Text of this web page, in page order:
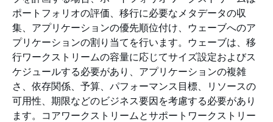
ポートフォリオの評価、移行に必要なメタデータの収
集、アプリケーションの優先順位付け、ウェーブへのア
プリケーションの割り当てを行います。ウェーブは、移
行ワークストリームの容量に応じてサイズ設定およびス
ケジュールする必要があり、アプリケーションの複雑
さ、依存関係、予算、パフォーマンス目標、リソースの
可用性、期限などのビジネス要因を考慮する必要があり
ます。コアワークストリームとサポートワークストリー